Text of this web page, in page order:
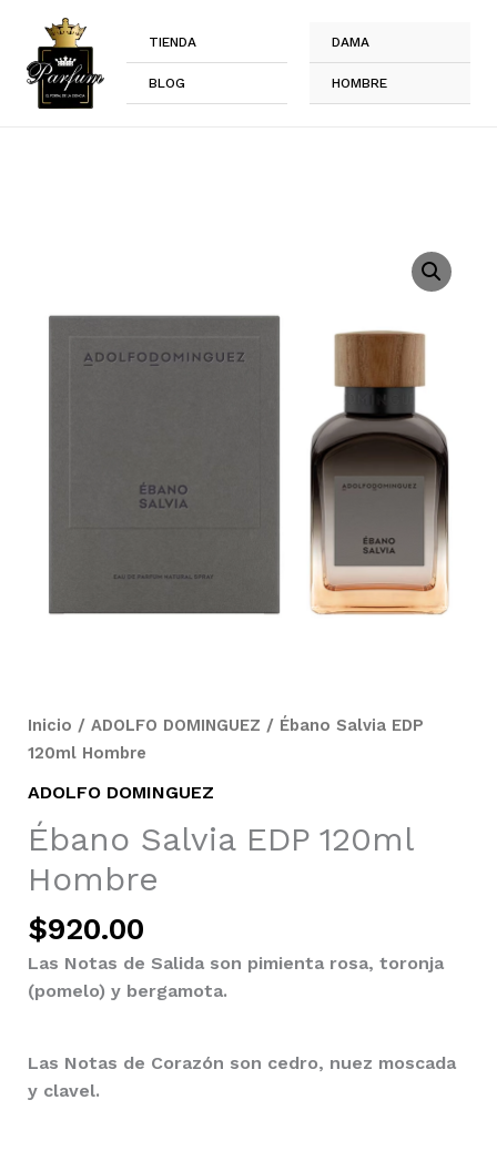
contenido
TIENDA
BLOG
DAMA
HOMBRE
Inicio / ADOLFO DOMINGUEZ / Ébano Salvia EDP
120ml Hombre
ADOLFO DOMINGUEZ
Ébano Salvia EDP 120ml
Hombre
$920.00
Las Notas de Salida son pimienta rosa, toronja
(pomelo) y bergamota.
Las Notas de Corazón son cedro, nuez moscada
y clavel.